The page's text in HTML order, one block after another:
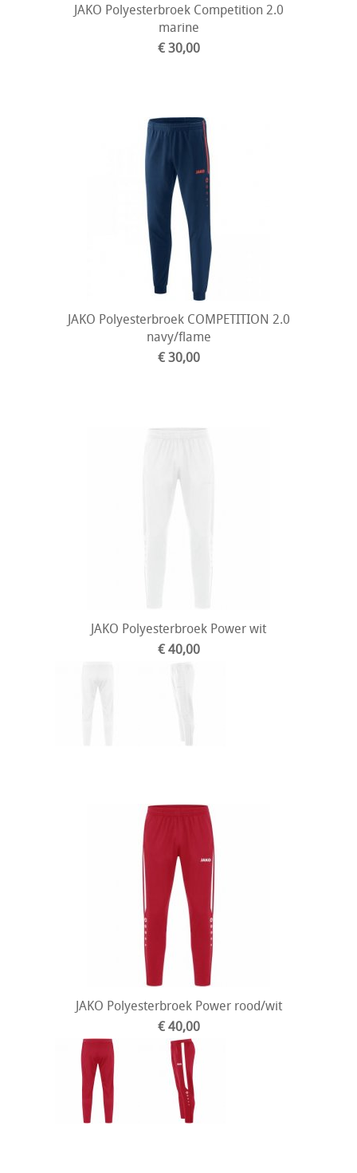
JAKO Polyesterbroek Competition 2.0
marine
€ 30,00
JAKO Polyesterbroek COMPETITION 2.0
navy/flame
€ 30,00
JAKO Polyesterbroek Power wit
€ 40,00
JAKO Polyesterbroek Power rood/wit
€ 40,00